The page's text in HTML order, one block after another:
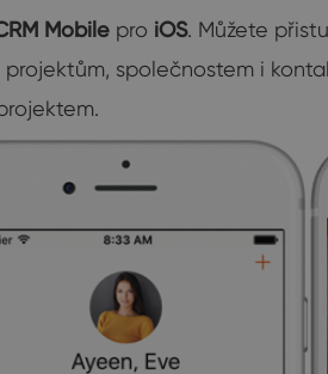
Mobile pro iOS. Můžete
společnostem i